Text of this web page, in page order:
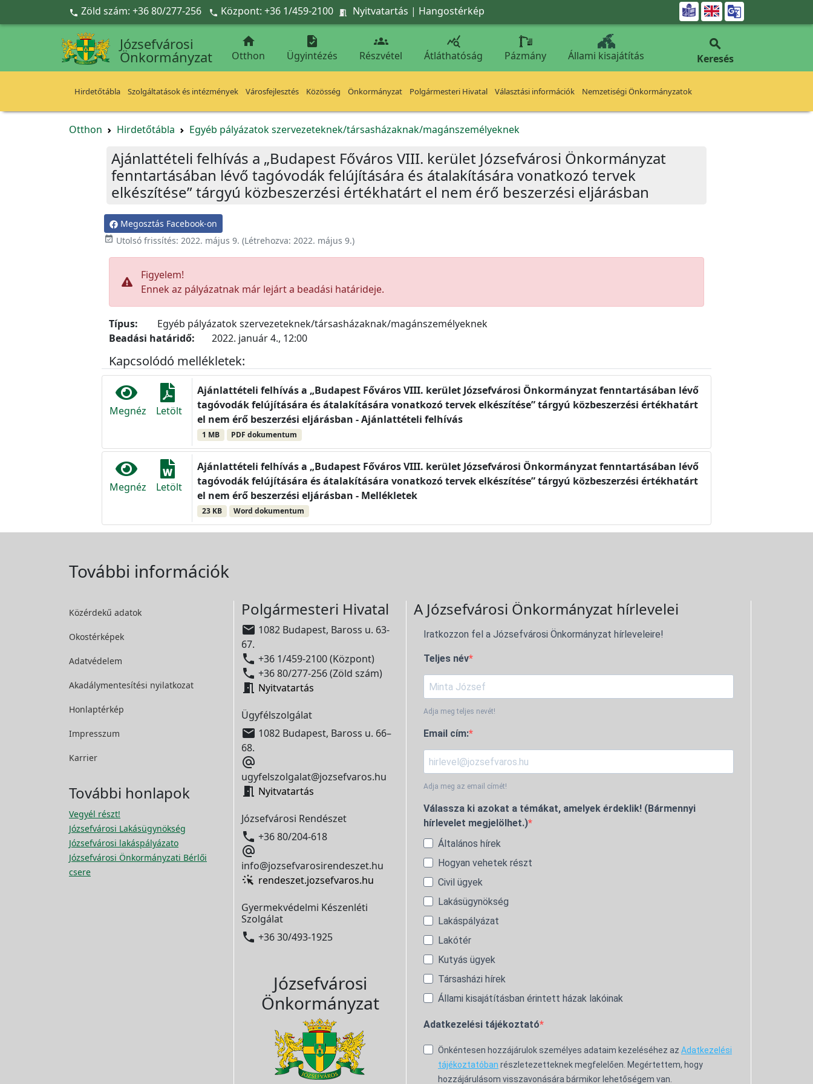
Ugrás a fő tartalomra
 Zöld szám: +36 80/277-256  Központ: +36 1/459-2100  Nyitvatartás | Hangostérkép 
Józsefvárosi
Önkormányzat

Otthon

Ügyintézés

Részvétel

Átláthatóság Pázmány Állami kisajátítás

Keresés
Hirdetőtábla Szolgáltatások és intézmények Városfejlesztés Közösség Önkormányzat Polgármesteri Hivatal Választási információk Nemzetiségi Önkormányzatok
Otthon Hirdetőtábla Egyéb pályázatok szervezeteknek/társasházaknak/magánszemélyeknek
Ajánlattételi felhívás a „Budapest Főváros VIII. kerület Józsefvárosi Önkormányzat
fenntartásában lévő tagóvodák felújítására és átalakítására vonatkozó tervek
elkészítése” tárgyú közbeszerzési értékhatárt el nem érő beszerzési eljárásban
Megosztás Facebook-on
 Utolsó frissítés: 2022. május 9. (Létrehozva: 2022. május 9.)
Figyelem!
Ennek az pályázatnak már lejárt a beadási határideje.
Típus:
Egyéb pályázatok szervezeteknek/társasházaknak/magánszemélyeknek
Beadási határidő:
2022. január 4., 12:00
Kapcsolódó mellékletek:
Megnéz Letölt
Ajánlattételi felhívás a „Budapest Főváros VIII. kerület Józsefvárosi Önkormányzat fenntartásában lévő
tagóvodák felújítására és átalakítására vonatkozó tervek elkészítése” tárgyú közbeszerzési értékhatárt
el nem érő beszerzési eljárásban - Ajánlattételi felhívás
1 MB PDF dokumentum
Megnéz Letölt
Ajánlattételi felhívás a „Budapest Főváros VIII. kerület Józsefvárosi Önkormányzat fenntartásában lévő
tagóvodák felújítására és átalakítására vonatkozó tervek elkészítése” tárgyú közbeszerzési értékhatárt
el nem érő beszerzési eljárásban - Mellékletek
23 KB Word dokumentum
További információk
Közérdekű adatok
Okostérképek
Adatvédelem
Akadálymentesítési nyilatkozat
Honlaptérkép
Impresszum
Karrier
További honlapok
Vegyél részt!
Józsefvárosi Lakásügynökség
Józsefvárosi lakáspályázato
Józsefvárosi Önkormányzati Bérlői
csere
Polgármesteri Hivatal
 1082 Budapest, Baross u. 63-
67.
 +36 1/459-2100 (Központ)
 +36 80/277-256 (Zöld szám)
 Nyitvatartás
Ügyfélszolgálat
 1082 Budapest, Baross u. 66–
68.

ugyfelszolgalat@jozsefvaros.hu
 Nyitvatartás
Józsefvárosi Rendészet
 +36 80/204-618

info@jozsefvarosirendeszet.hu
rendeszet.jozsefvaros.hu
Gyermekvédelmi Készenléti
Szolgálat
 +36 30/493-1925
Józsefvárosi
Önkormányzat
A Józsefvárosi Önkormányzat hírlevelei
Iratkozzon fel a Józsefvárosi Önkormányzat hírleveleire!
Teljes név
Adja meg teljes nevét!
Email cím:
Adja meg az email címét!
Válassza ki azokat a témákat, amelyek érdeklik! (Bármennyi
hírlevelet megjelölhet.)
Általános hírek
Hogyan vehetek részt
Civil ügyek
Lakásügynökség
Lakáspályázat
Lakótér
Kutyás ügyek
Társasházi hírek
Állami kisajátításban érintett házak lakóinak
Adatkezelési tájékoztató
Önkéntesen hozzájárulok személyes adataim kezeléséhez az Adatkezelési
tájékoztatóban részletezetteknek megfelelően. Megértettem, hogy
hozzájárulásom visszavonására bármikor lehetőségem van.